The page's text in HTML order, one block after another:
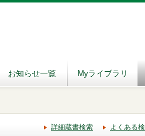
お知らせ一覧 Myライブラリ
詳細蔵書検索 よくある